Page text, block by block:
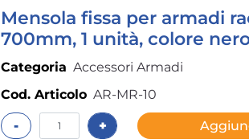
Mensola fissa per armadi
700mm, 1 unità, colore
Categoria Accessori Armadi
Cod. Articolo AR-MR-10
Quantità